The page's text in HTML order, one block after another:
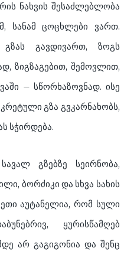
ნახვის შესაძლებლობა
სანამ ცოცხლები ვართ.
გავდივართ, ზოგს
ზიგზაგებით, შემოვლით,
– სწორხაზოვნად. ისე
გზა გვკარნახობს,
სჭირდება.
გზებზე სეირნობა,
ბორძიკი და სხვა სახის
აუტანელია, რომ სული
ყურისწამღებ
არ გაგიგონია და შენც